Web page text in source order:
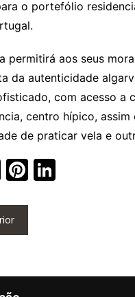
o portefólio
permitirá aos seus
da autenticidade
com acesso a
centro hípico, assim
de praticar vela e
T
itt
er
Pi
er
e
Li
n